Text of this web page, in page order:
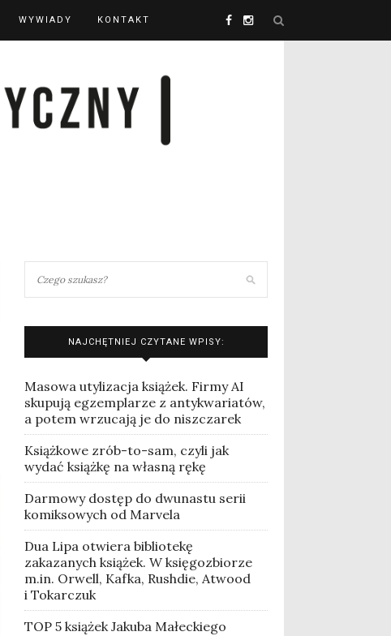
WYWIADY KONTAKT
NAJCHĘTNIEJ CZYTANE WPISY:
Masowa utylizacja książek. Firmy AI
skupują egzemplarze z antykwariatów,
a potem wrzucają je do niszczarek
Książkowe zrób-to-sam, czyli jak
wydać książkę na własną rękę
Darmowy dostęp do dwunastu serii
komiksowych od Marvela
Dua Lipa otwiera bibliotekę
zakazanych książek. W księgozbiorze
m.in. Orwell, Kafka, Rushdie, Atwood
i Tokarczuk
TOP 5 książek Jakuba Małeckiego